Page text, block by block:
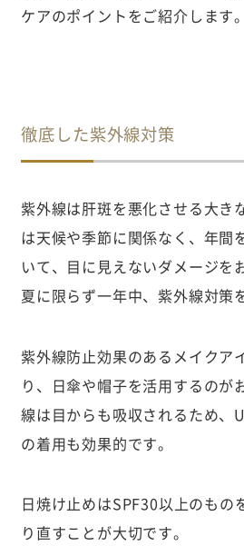
ケアのポイントをご紹介します。
徹底した紫外線対策
紫外線は肝斑を悪化させる大き
は天候や季節に関係なく、年間
いて、目に見えないダメージを
夏に限らず一年中、紫外線対策
紫外線防止効果のあるメイクア
り、日傘や帽子を活用するのが
線は目からも吸収されるため、
の着用も効果的です。
日焼け止めはSPF30以上のもの
り直すことが大切です。